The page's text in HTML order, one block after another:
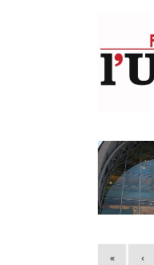
« ‹